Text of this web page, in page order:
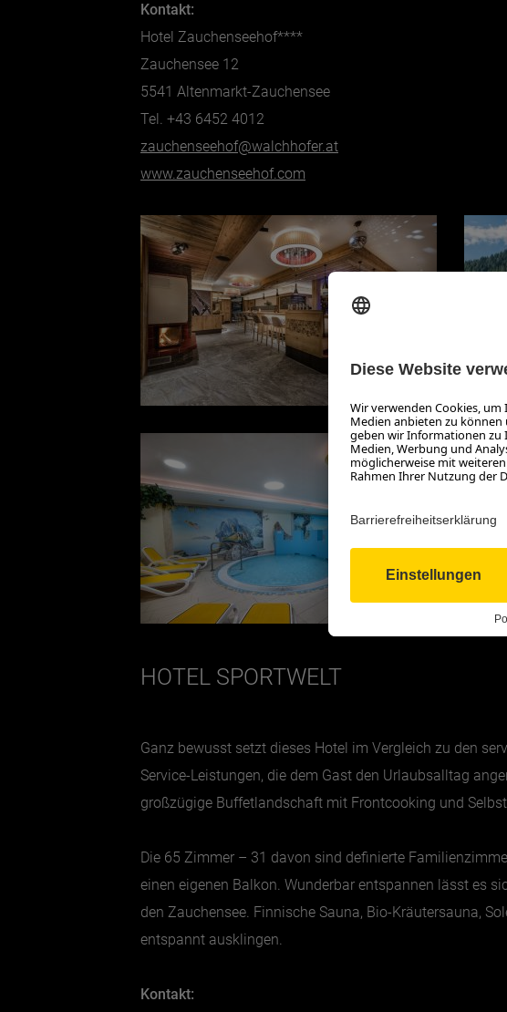
Kontakt:
Hotel Zauchenseehof****
Zauchensee 12
5541 Altenmarkt-Zauchensee
Tel. +43 6452 4012
zauchenseehof@walchhofer.at
www.zauchenseehof.com
HOTEL SPORTWELT
Ganz bewusst setzt dieses Hotel im Vergleich zu den
Service-Leistungen, die dem Gast den Urlaubsalltag
großzügige Buffetlandschaft mit Frontcooking und
Die 65 Zimmer – 31 davon sind definierte
einen eigenen Balkon. Wunderbar entspannen lässt es
den Zauchensee. Finnische Sauna, Bio-Kräutersauna,
entspannt ausklingen.
Kontakt: